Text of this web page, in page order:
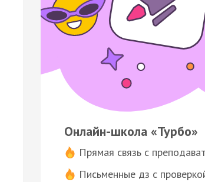
Онлайн-школа «Турбо»
Прямая связь с
Письменные дз с